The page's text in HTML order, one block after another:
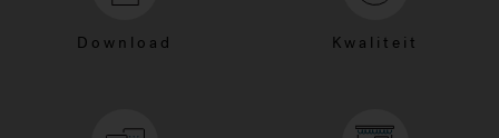
Download Kwaliteit